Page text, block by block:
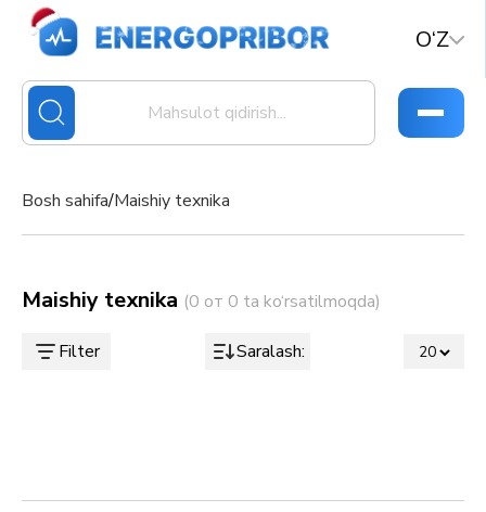
O‘Z
Bosh sahifa/Maishiy texnika
Maishiy texnika (0 от 0 ta ko‘rsatilmoqda)
Filter Saralash: